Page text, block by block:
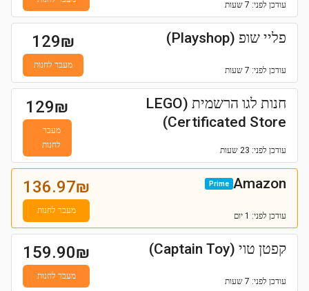
עודכן לפני: 7 שעות
פליי שופ (Playshop)
עודכן לפני: 7 שעות
129₪
מעבר לחנות
חנות לגו הרשמית (LEGO
Certificated Store)
עודכן לפני: 23 שעות
129₪
מעבר
לחנות
Amazon
Prime
עודכן לפני: 1 יום
136.97₪
מעבר לחנות
קפטן טוי (Captain Toy)
עודכן לפני: 7 שעות
159.90₪
מעבר לחנות